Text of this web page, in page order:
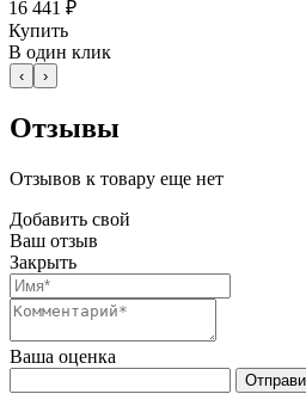
16 441 ₽
Купить
В один клик
‹ ›
Отзывы
Отзывов к товару еще нет
Добавить свой
Ваш отзыв
Закрыть
Ваша оценка